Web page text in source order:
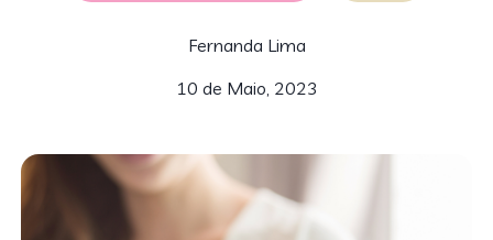
Fernanda Lima
10 de Maio, 2023